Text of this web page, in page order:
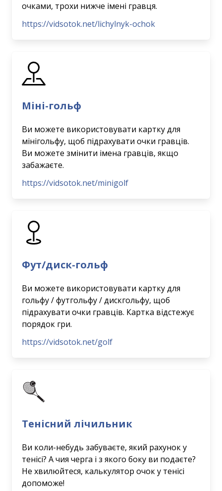
очками, трохи нижче імені гравця.
https://vidsotok.net/lichylnyk-ochok
Міні-гольф
Ви можете використовувати картку для
мінігольфу, щоб підрахувати очки гравців.
Ви можете змінити імена гравців, якщо
забажаєте.
https://vidsotok.net/minigolf
Фут/диск-гольф
Ви можете використовувати картку для
гольфу / футгольфу / дискгольфу, щоб
підрахувати очки гравців. Картка відстежує
порядок гри.
https://vidsotok.net/golf
Тенісний лічильник
Ви коли-небудь забуваєте, який рахунок у
тенісі? А чия черга і з якого боку ви подаєте?
Не хвилюйтеся, калькулятор очок у тенісі
допоможе!